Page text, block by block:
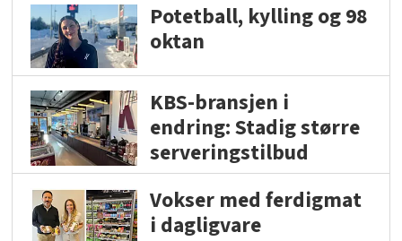
Potetball, kylling og 98
oktan
KBS-bransjen i
endring: Stadig større
serveringstilbud
Vokser med ferdigmat
i dagligvare